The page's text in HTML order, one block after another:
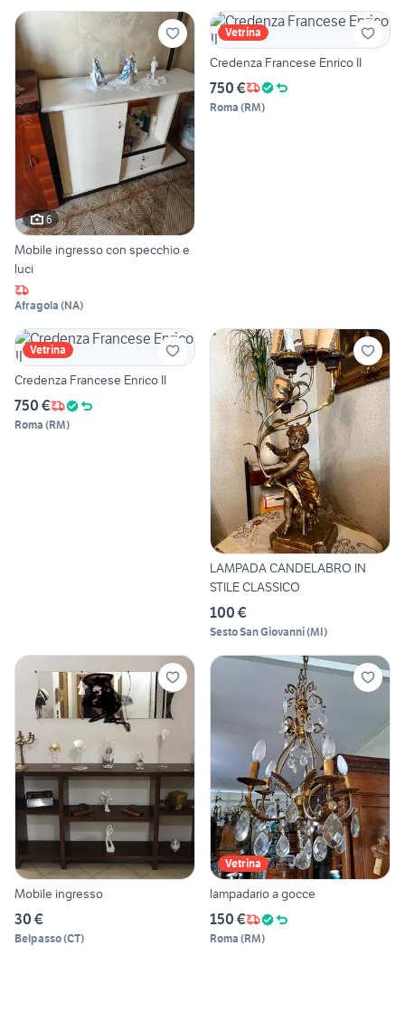
6
Mobile ingresso con specchio e
luci
Afragola (NA)
Vetrina
Credenza Francese Enrico II
750 €
Roma (RM)
Vetrina
Credenza Francese Enrico II
750 €
Roma (RM)
LAMPADA CANDELABRO IN
STILE CLASSICO
100 €
Sesto San Giovanni(MI)
Mobile ingresso
30 €
Belpasso(CT)
Vetrina
lampadario a gocce
150 €
Roma (RM)